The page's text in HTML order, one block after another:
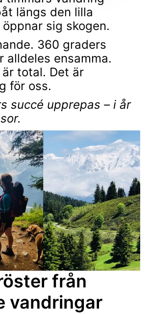
längs den lilla
sig skogen.
360 graders
alldeles ensamma.
total. Det är
för oss.
succé upprepas – i år
från
vandringar